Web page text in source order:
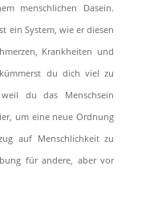
menschlichen Dasein.
ein System, wie er diesen
Krankheiten und
du dich viel zu
du das Menschsein
um eine neue Ordnung
auf Menschlichkeit zu
für andere, aber vor